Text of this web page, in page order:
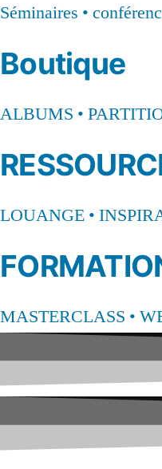
Séminaires •
Boutique
ALBUMS •
LOUANGE •
MASTERCLASS •